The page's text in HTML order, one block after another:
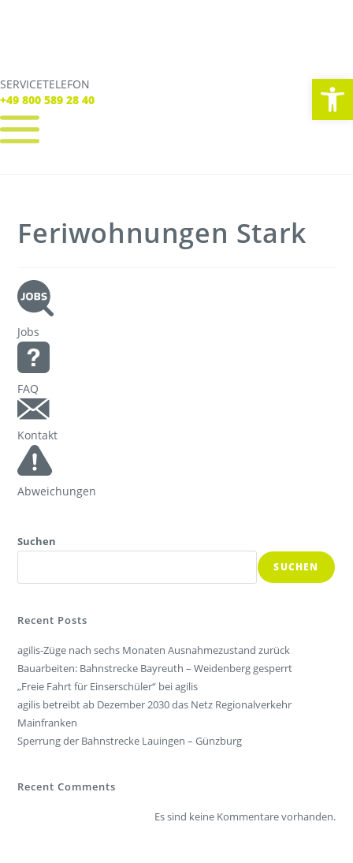
SERVICETELEFON
+49 800 589 28 40
SERVICE TELEFON
+49 800 589 28 40
Tickets
Freizeit
Feriwohnungen Stark
Jobs
FAQ
Kontakt
Abweichungen
Suchen
SUCHEN
Recent Posts
agilis-Züge nach sechs Monaten Ausnahmezustand zurück
Bauarbeiten: Bahnstrecke Bayreuth – Weidenberg gesperrt
„Freie Fahrt für Einserschüler“ bei agilis
agilis betreibt ab Dezember 2030 das Netz Regionalverkehr
Mainfranken
Sperrung der Bahnstrecke Lauingen – Günzburg
Recent Comments
Es sind keine Kommentare vorhanden.